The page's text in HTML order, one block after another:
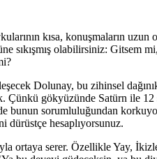
kısa, konuşmaların
sıkışmış olabilirsiniz: Gitsem
Dolunay, bu zihinsel
gökyüzünde Satürn ile
bunun sorumluluğundan
dürüstçe hesaplıyorsunuz.
ortaya serer. Özellikle Yay,